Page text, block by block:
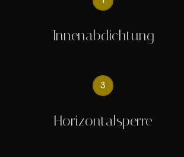
Innenabdichtung
3
Horizontalsperre